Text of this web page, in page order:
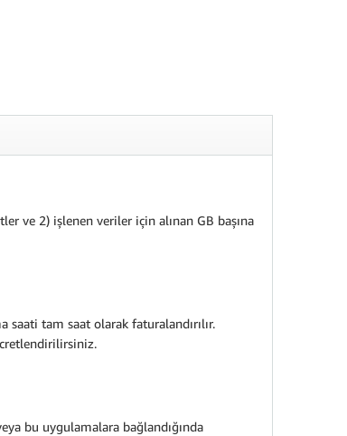
ve 2) işlenen veriler için alınan GB başına
tam saat olarak faturalandırılır.
bu uygulamalara bağlandığında